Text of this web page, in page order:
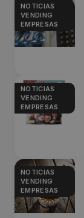
NOTICIAS
VENDING
EMPRESAS
NOTICIAS
VENDING
EMPRESAS
NOTICIAS
VENDING
EMPRESAS